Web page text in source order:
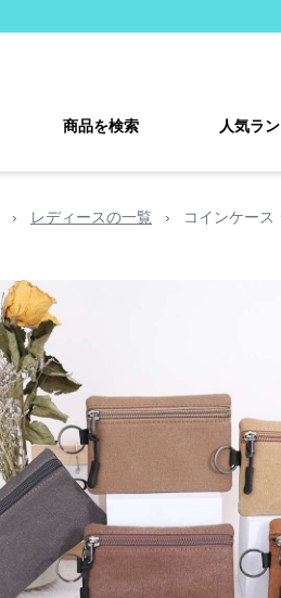
商品を検索 人気ラ
› レディースの一覧 › コインケース